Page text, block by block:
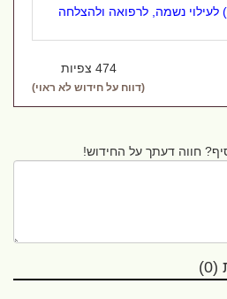
נשמה, לרפואה ולהצלחה
474 צפיות
(דווח על חידוש לא ראוי)
חווה דעתך על החידוש!